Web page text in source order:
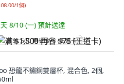
1個)
8/10 (一) 預計送達
满 $1,500 再省 $75 (王道卡)
恐龍不鏽鋼雙層杯, 混合色, 2個,